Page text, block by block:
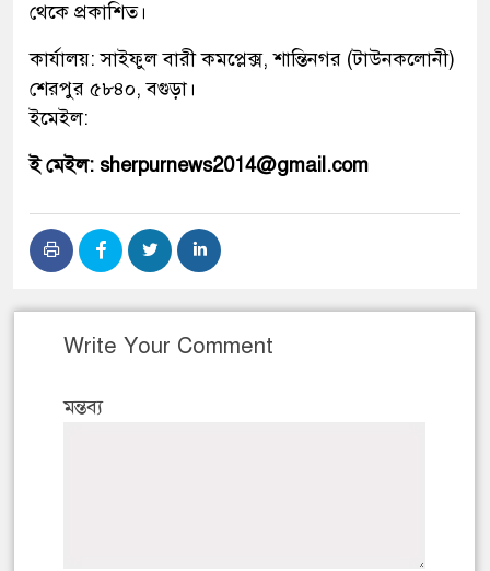
থেকে প্রকাশিত।
কার্যালয়: সাইফুল বারী কমপ্লেক্স, শান্তিনগর (টাউনকলোনী)
শেরপুর ৫৮৪০, বগুড়া।
ইমেইল:
ই মেইল: sherpurnews2014@gmail.com
Write Your Comment
মন্তব্য